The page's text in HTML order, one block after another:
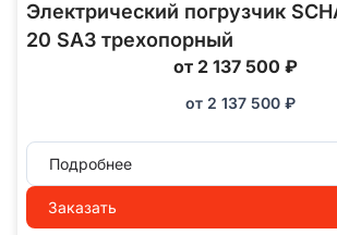
Электрический погрузчик
20 SA3 трехопорный
от 2 137 500 ₽
от 2 137 500 ₽
Подробнее
Заказать